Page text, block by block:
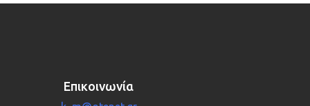
Επικοινωνία